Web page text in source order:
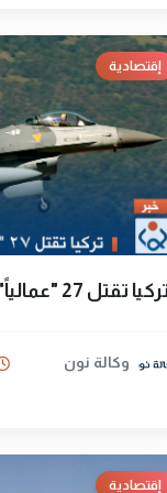
إقتصادية
تقتل 27 "عمالياً" في شمال العراق
وكالة نون
إقتصادية